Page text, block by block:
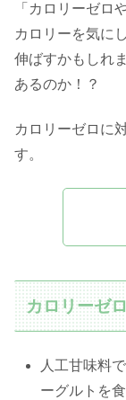
「カロリーゼロ
カロリーを気に
伸ばすかもしれ
あるのか！？
カロリーゼロに
す。
カロリーゼ
人工甘味料で
ーグルトを